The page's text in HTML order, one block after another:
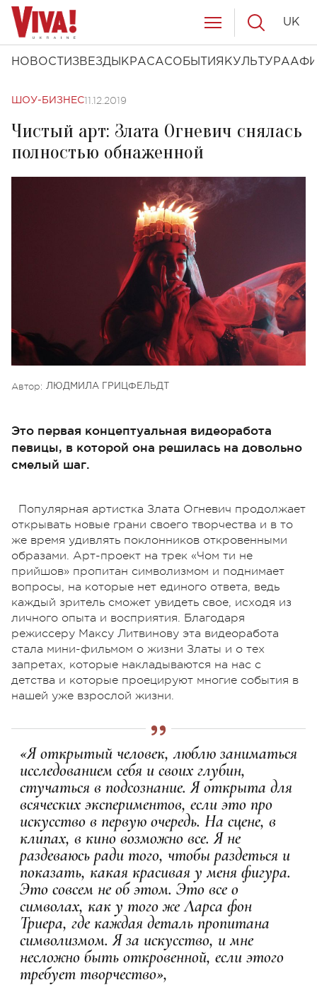
НОВОСТИ ЗВЕЗДЫ КРАСАСОБЫТИЯ КУЛЬТУРА
UK
ШОУ-БИЗНЕС11.12.2019
Чистый арт: Злата Огневич снялась
полностью обнаженной
Автор: ЛЮДМИЛА ГРИЦФЕЛЬДТ
Это первая концептуальная видеоработа
певицы, в которой она решилась на довольно
смелый шаг.
Популярная артистка Злата Огневич продолжает
открывать новые грани своего творчества и в то
же время удивлять поклонников откровенными
образами. Арт-проект на трек «Чом ти не
прийшов» пропитан символизмом и поднимает
вопросы, на которые нет единого ответа, ведь
каждый зритель сможет увидеть свое, исходя из
личного опыта и восприятия. Благодаря
режиссеру Максу Литвинову эта видеоработа
стала мини-фильмом о жизни Златы и о тех
запретах, которые накладываются на нас с
детства и которые проецируют многие события в
нашей уже взрослой жизни.
«Я открытый человек, люблю заниматься
исследованием себя и своих глубин,
стучаться в подсознание. Я открыта для
всяческих экспериментов, если это про
искусство в первую очередь. На сцене, в
клипах, в кино возможно все. Я не
раздеваюсь ради того, чтобы раздеться и
показать, какая красивая у меня фигура.
Это совсем не об этом. Это все о
символах, как у того же Ларса фон
Триера, где каждая деталь пропитана
символизмом. Я за искусство, и мне
несложно быть откровенной, если этого
требует творчество»,